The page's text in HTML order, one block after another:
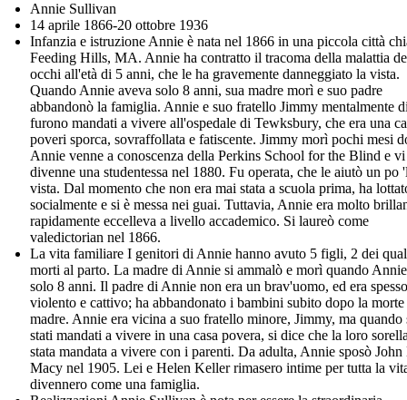
Annie Sullivan
14 aprile 1866-20 ottobre 1936
Infanzia e istruzione Annie è nata nel 1866 in una piccola città
Feeding Hills, MA. Annie ha contratto il tracoma della malattia
occhi all'età di 5 anni, che le ha gravemente danneggiato la vista.
Quando Annie aveva solo 8 anni, sua madre morì e suo padre
abbandonò la famiglia. Annie e suo fratello Jimmy mentalmente
furono mandati a vivere all'ospedale di Tewksbury, che era una
poveri sporca, sovraffollata e fatiscente. Jimmy morì pochi mesi
Annie venne a conoscenza della Perkins School for the Blind e vi
divenne una studentessa nel 1880. Fu operata, che le aiutò un po
vista. Dal momento che non era mai stata a scuola prima, ha
socialmente e si è messa nei guai. Tuttavia, Annie era molto
rapidamente eccelleva a livello accademico. Si laureò come
valedictorian nel 1866.
La vita familiare I genitori di Annie hanno avuto 5 figli, 2 dei
morti al parto. La madre di Annie si ammalò e morì quando
solo 8 anni. Il padre di Annie non era un brav'uomo, ed era spesso
violento e cattivo; ha abbandonato i bambini subito dopo la
madre. Annie era vicina a suo fratello minore, Jimmy, ma quando
stati mandati a vivere in una casa povera, si dice che la loro
stata mandata a vivere con i parenti. Da adulta, Annie sposò John
Macy nel 1905. Lei e Helen Keller rimasero intime per tutta la
divennero come una famiglia.